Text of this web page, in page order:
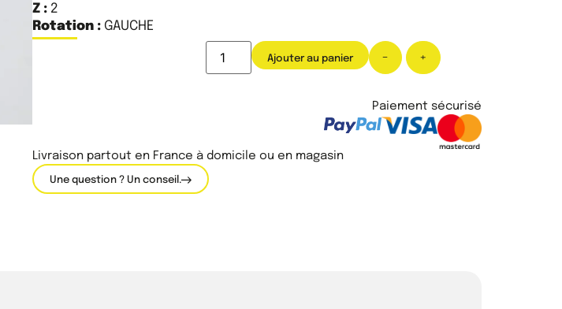
Z : 2
Rotation : GAUCHE
- +
Ajouter au panier
Paiement sécurisé
Livraison partout en France à domicile ou en magasin
Une question ? Un conseil.